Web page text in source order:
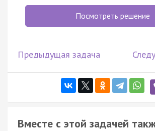
Посмотреть решение
Предыдущая задача
Вместе с этой задачей